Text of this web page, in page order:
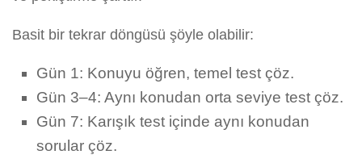
Basit bir tekrar döngüsü şöyle olabilir:
Gün 1: Konuyu öğren, temel test çöz.
Gün 3–4: Aynı konudan orta seviye test çöz.
Gün 7: Karışık test içinde aynı konudan
sorular çöz.